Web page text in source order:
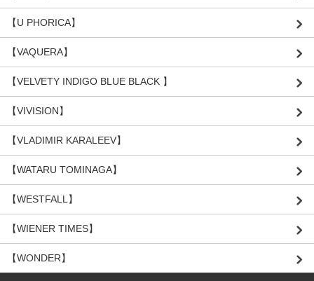
【U PHORICA】
【VAQUERA】
【VELVETY INDIGO BLUE BLACK 】
【VIVISION】
【VLADIMIR KARALEEV】
【WATARU TOMINAGA】
【WESTFALL】
【WIENER TIMES】
【WONDER】